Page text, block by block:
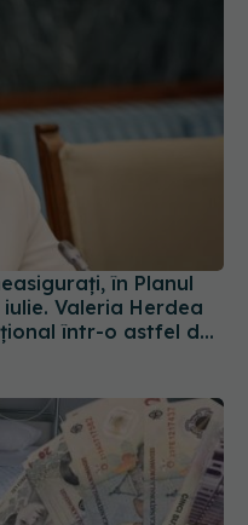
în Planul
Valeria Herdea
într-o astfel de
atâţia oameni